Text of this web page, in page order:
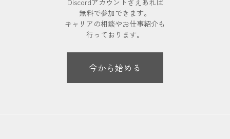
無料で参加できます。
キャリアの相談やお仕事紹介も
行っております。
今から始める